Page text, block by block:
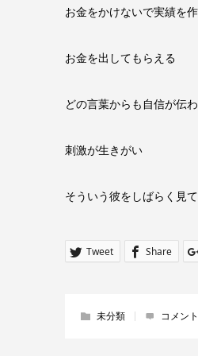
お金をかけないで実績を
お金を出してもらえる
どの言葉からも自信が伝
刺激が生きがい
そういう彼をしばらく見て
Tweet Share
未分類 コメン